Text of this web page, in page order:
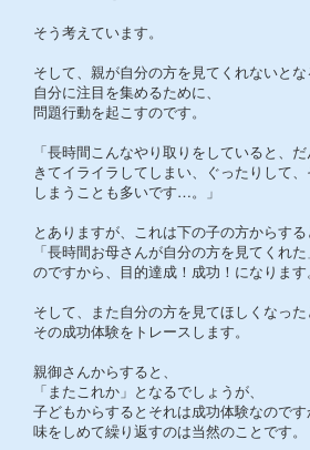
そう考えています。
そして、親が自分の方を見てくれないとな
自分に注目を集めるために、
問題行動を起こすのです。
「長時間こんなやり取りをしていると、
きてイライラしてしまい、ぐったりして
しまうことも多いです…。」
とありますが、これは下の子の方からする
「長時間お母さんが自分の方を見てくれた
のですから、目的達成！成功！になります。
そして、また自分の方を見てほしくなった
その成功体験をトレースします。
親御さんからすると、
「またこれか」となるでしょうが、
子どもからするとそれは成功体験なのです
味をしめて繰り返すのは当然のことです。